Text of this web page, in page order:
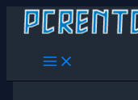
Перейти
содержимому